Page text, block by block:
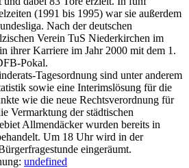
(1991 bis 1995) war sie außerdem
Nach der deutschen
Verein TuS Niederkirchen im
ihrer Karriere im Jahr 2000 mit dem 1.
Pokal.
Tagesordnung sind unter anderem
sowie eine Interimslösung für die
wie die neue Rechtsverordnung für
Vermarktung der städtischen
Allmendäcker wurden bereits in
Um 18 Uhr wird in der
eingeräumt.
undefined